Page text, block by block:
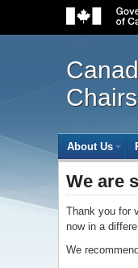
Government
navigation
Chairs
Site
About Us
Breadcrumb
trail
We are
Thank you for
now in a
We